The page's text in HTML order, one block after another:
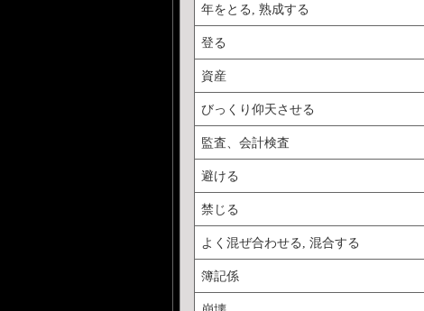
年をとる, 熟成する
登る
資産
びっくり仰天させる
監査、会計検査
避ける
禁じる
よく混ぜ合わせる, 混合する
簿記係